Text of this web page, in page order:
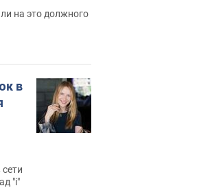
на это должного
в
"i"